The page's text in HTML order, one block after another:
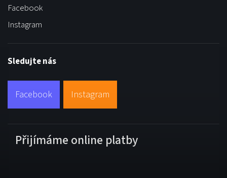
Facebook
Instagram
Sledujte nás
Facebook Instagram
Přijímáme online platby